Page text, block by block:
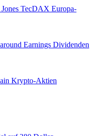
TecDAX Europa-
Earnings Dividenden
Krypto-Aktien